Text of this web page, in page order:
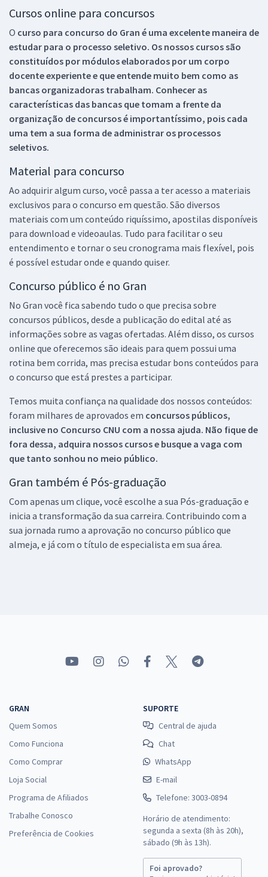
Cursos online para concursos
O curso para concurso do Gran é uma excelente maneira de
estudar para o processo seletivo. Os nossos cursos são
constituídos por módulos elaborados por um corpo
docente experiente e que entende muito bem como as
bancas organizadoras trabalham. Conhecer as
características das bancas que tomam a frente da
organização de concursos é importantíssimo, pois cada
uma tem a sua forma de administrar os processos
seletivos.
Material para concurso
Ao adquirir algum curso, você passa a ter acesso a materiais
exclusivos para o concurso em questão. São diversos
materiais com um conteúdo riquíssimo, apostilas disponíveis
para download e videoaulas. Tudo para facilitar o seu
entendimento e tornar o seu cronograma mais flexível, pois
é possível estudar onde e quando quiser.
Concurso público é no Gran
No Gran você fica sabendo tudo o que precisa sobre
concursos públicos, desde a publicação do edital até as
informações sobre as vagas ofertadas. Além disso, os cursos
online que oferecemos são ideais para quem possui uma
rotina bem corrida, mas precisa estudar bons conteúdos para
o concurso que está prestes a participar.
Temos muita confiança na qualidade dos nossos conteúdos:
foram milhares de aprovados em concursos públicos,
inclusive no Concurso CNU com a nossa ajuda. Não fique de
fora dessa, adquira nossos cursos e busque a vaga com
que tanto sonhou no meio público.
Gran também é Pós-graduação
Com apenas um clique, você escolhe a sua Pós-graduação e
inicia a transformação da sua carreira. Contribuindo com a
sua jornada rumo a aprovação no concurso público que
almeja, e já com o título de especialista em sua área.
GRAN
Quem Somos
Como Funciona
Como Comprar
Loja Social
Programa de Afiliados
Trabalhe Conosco
Preferência de Cookies
SUPORTE
Central de ajuda
Chat
WhatsApp
E-mail
Telefone: 3003-0894
Horário de atendimento:
segunda a sexta (8h às 20h),
sábado (9h às 13h).
Foi aprovado?